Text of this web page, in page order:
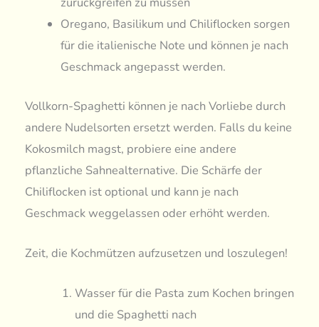
Oregano, Basilikum und Chiliflocken sorgen
für die italienische Note und können je nach
Geschmack angepasst werden.
Vollkorn-Spaghetti können je nach Vorliebe durch
andere Nudelsorten ersetzt werden. Falls du keine
Kokosmilch magst, probiere eine andere
pflanzliche Sahnealternative. Die Schärfe der
Chiliflocken ist optional und kann je nach
Geschmack weggelassen oder erhöht werden.
Zeit, die Kochmützen aufzusetzen und loszulegen!
Wasser für die Pasta zum Kochen bringen
und die Spaghetti nach